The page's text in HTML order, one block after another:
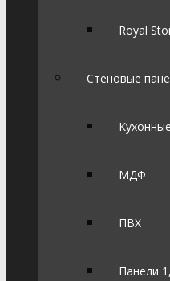
Royal
Стеновые
МДФ
ПВХ
Панели